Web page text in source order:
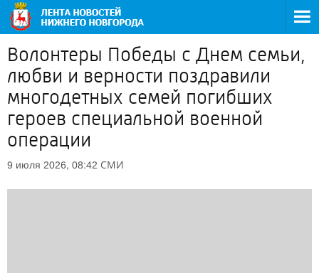
Волонтеры Победы с Днем семьи,
любви и верности поздравили
многодетных семей погибших
героев специальной военной
операции
9 июля 2026, 08:42 СМИ